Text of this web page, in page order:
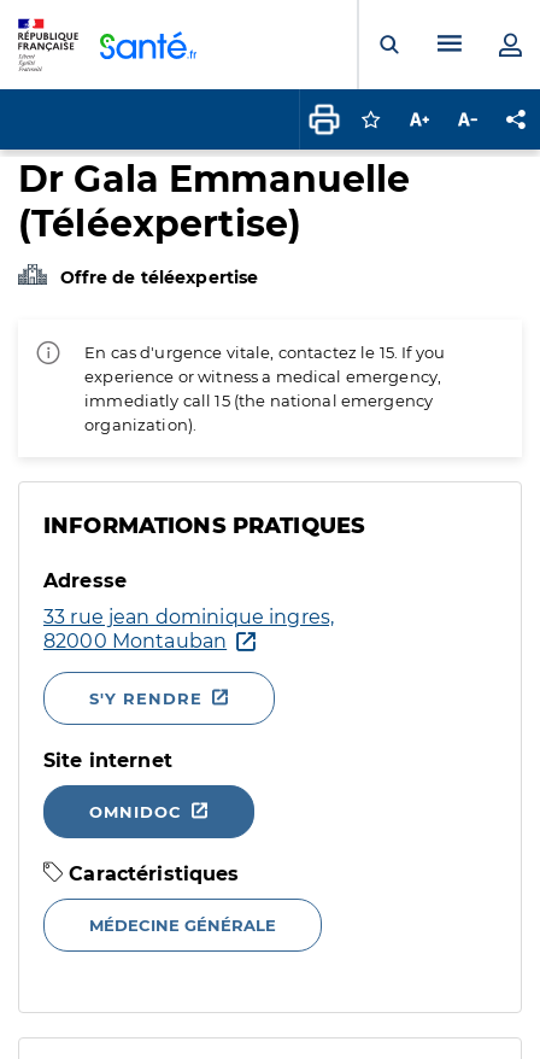
Ouvrir laMenu
Connectez-vous
Augmenter la
Dr Gala Emmanuelle
(Téléexpertise)
Offre de téléexpertise
En cas d'urgence vitale, contactez le 15. If you
experience or witness a medical emergency,
immediatly call 15 (the national emergency
organization).
INFORMATIONS PRATIQUES
Adresse
33 rue jean dominique ingres,
82000 Montauban
S'Y RENDRE
Site internet
OMNIDOC
Caractéristiques
MÉDECINE GÉNÉRALE